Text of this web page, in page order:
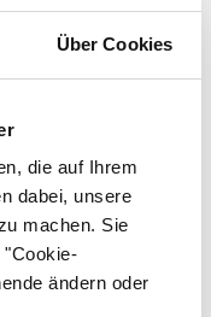
Über Cookies
die auf Ihrem
dabei, unsere
machen. Sie
"Cookie-
ändern oder